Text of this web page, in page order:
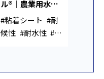
ル®｜農業用水路
の水漏れ・目地補
修用シリコーン粘
#粘着シート #耐
候性 #耐水性 #簡